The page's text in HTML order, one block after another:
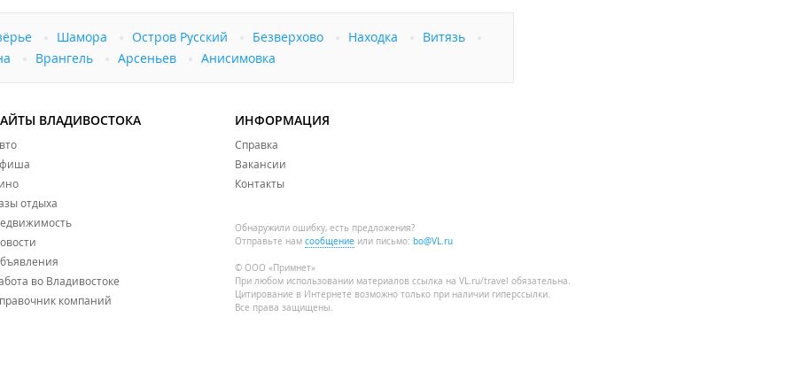
Шамора Остров Русский Безверхово Находка
Витязь
Врангель Арсеньев Анисимовка
ВЛАДИВОСТОКА
отдыха
во Владивостоке
компаний
ИНФОРМАЦИЯ
Справка
Вакансии
Контакты
Обнаружили ошибку, есть предложения?
Отправьте нам сообщение или письмо: bo@VL.ru
© ООО «Примнет»
При любом использовании материалов ссылка на VL.ru/travel обязательна.
Цитирование в Интернете возможно только при наличии гиперссылки.
Все права защищены.